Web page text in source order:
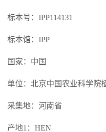
标本号：IPP114131
标本馆：IPP
国家：中国
单位：北京中国农业科学院
采集地：河南省
产地1：HEN